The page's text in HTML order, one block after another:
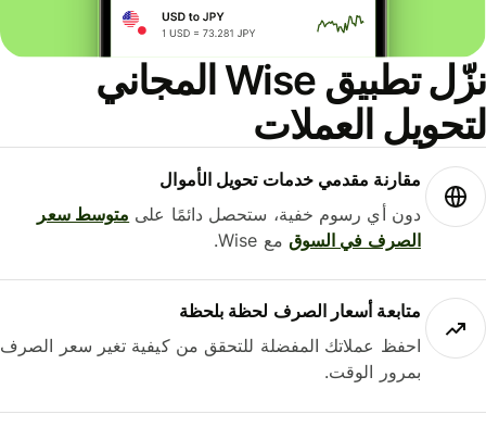
نزّل تطبيق Wise المجاني
العملات
مقارنة مقدمي خدمات تحويل الأموال
دون أي رسوم خفية، ستحصل دائمًا علىمتوسط ​​سعر
الصرف في السوقمع Wise.
متابعة أسعار الصرف لحظة بلحظة
احفظ عملاتك المفضلة للتحقق من كيفية تغير سعر الصرف
بمرور الوقت.